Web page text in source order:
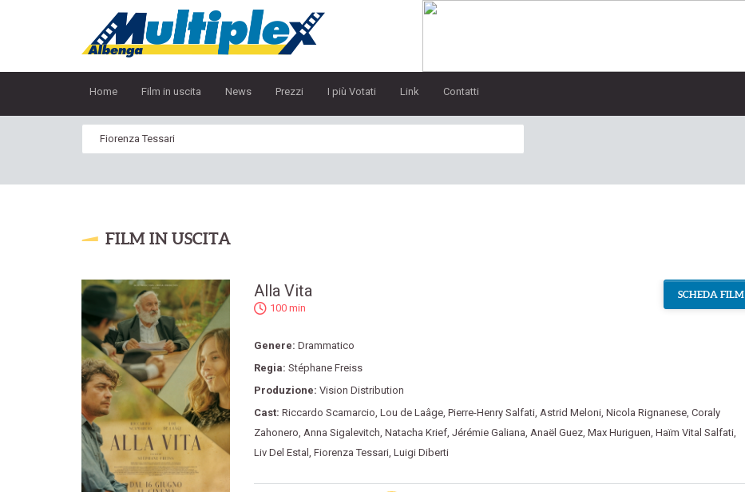
Home Film in uscita News Prezzi I più Votati Link Contatti
FILM IN USCITA
Alla Vita
100 min
Genere: Drammatico
Regia: Stéphane Freiss
Produzione: Vision Distribution
Cast: Riccardo Scamarcio, Lou de Laâge, Pierre-Henry Salfati, Astrid Meloni, Nicola Rignanese, Coraly
Zahonero, Anna Sigalevitch, Natacha Krief, Jérémie Galiana, Anaël Guez, Max Huriguen, Haïm Vital Salfati,
Liv Del Estal , Fiorenza Tessari, Luigi Diberti
SCHEDA FILM